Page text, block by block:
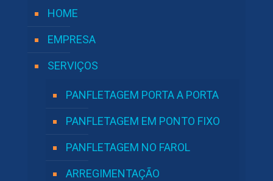
HOME
EMPRESA
SERVIÇOS
PANFLETAGEM PORTA A PORTA
PANFLETAGEM EM PONTO FIXO
PANFLETAGEM NO FAROL
ARREGIMENTAÇÃO